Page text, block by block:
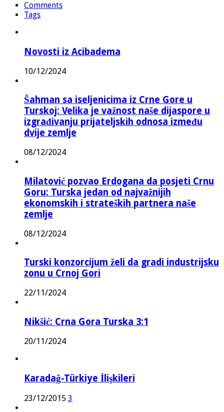
Comments
Tags
Novosti iz Acibadema
10/12/2024
Šahman sa iseljenicima iz Crne Gore u
Turskoj: Velika je važnost naše dijaspore u
izgrađivanju prijateljskih odnosa između
dvije zemlje
08/12/2024
Milatović pozvao Erdogana da posjeti Crnu
Goru: Turska jedan od najvažnijih
ekonomskih i strateških partnera naše
zemlje
08/12/2024
Turski konzorcijum želi da gradi industrijsku
zonu u Crnoj Gori
22/11/2024
Nikšić: Crna Gora Turska 3:1
20/11/2024
Karadağ-Türkiye İlişkileri
23/12/2015 3